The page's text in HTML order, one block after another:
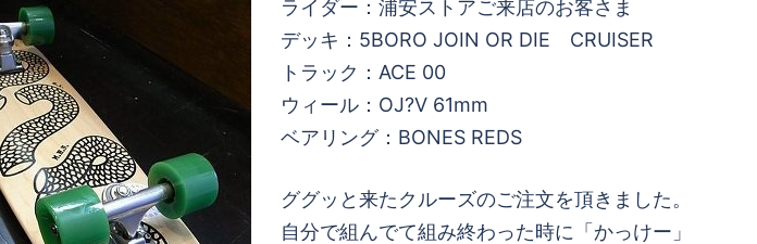
ライダー：浦安ストアご来店のお客さま
デッキ：5BORO JOIN OR DIE CRUISER
トラック：ACE 00
ウィール：OJ?V 61mm
ベアリング：BONES REDS
ググッと来たクルーズのご注文を頂きました。
自分で組んでて組み終わった時に「かっけー」